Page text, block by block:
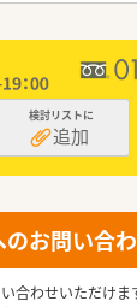
検討リストに
追加
のお問い合
合わせいただけま